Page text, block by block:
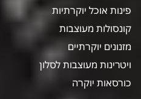
פינות אוכל יוקרתיות
קונסולות מעוצבות
מזנונים יוקרתיים
ויטרינות מעוצבות לסלון
כורסאות יוקרה